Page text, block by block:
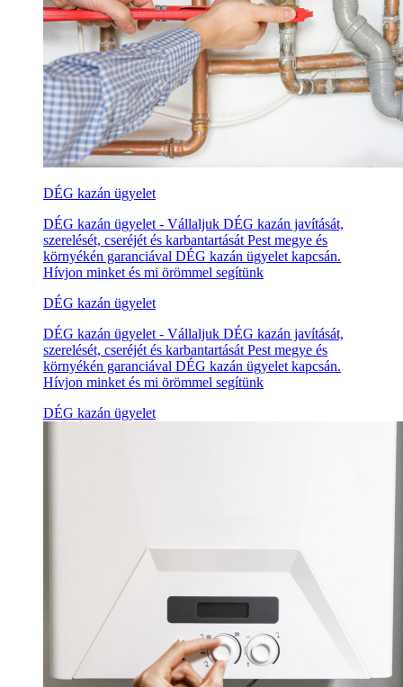
DÉG kazán ügyelet
DÉG kazán ügyelet - Vállaljuk DÉG kazán javítását,
szerelését, cseréjét és karbantartását Pest megye és
környékén garanciával DÉG kazán ügyelet kapcsán.
Hívjon minket és mi örömmel segítünk
DÉG kazán ügyelet
DÉG kazán ügyelet - Vállaljuk DÉG kazán javítását,
szerelését, cseréjét és karbantartását Pest megye és
környékén garanciával DÉG kazán ügyelet kapcsán.
Hívjon minket és mi örömmel segítünk
DÉG kazán ügyelet